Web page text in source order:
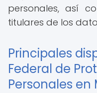
personales, así
titulares de los
Principales
Federal de
Personales en